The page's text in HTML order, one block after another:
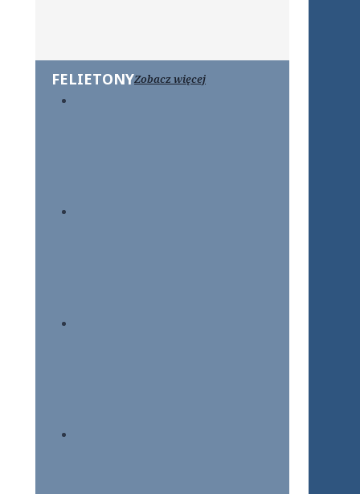
FELIETONYZobacz więcej